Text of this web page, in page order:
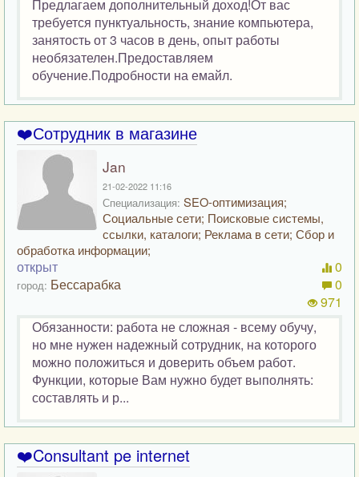
Предлагаем дополнительный доход!От вас
требуется пунктуальность, знание компьютера,
занятость от 3 часов в день, опыт работы
необязателен.Предоставляем
обучение.Подробности на емайл.
❤️Сотрудник в магазине
Jan
21-02-2022 11:16
Специализация: SEO-оптимизация;
Социальные сети; Поисковые системы,
ссылки, каталоги; Реклама в сети; Сбор и
обработка информации;
открыт
город: Бессарабка
0
0
971
Обязанности: работа не сложная - всему обучу,
но мне нужен надежный сотрудник, на которого
можно положиться и доверить объем работ.
Функции, которые Вам нужно будет выполнять:
составлять и р...
❤️Consultant pe internet